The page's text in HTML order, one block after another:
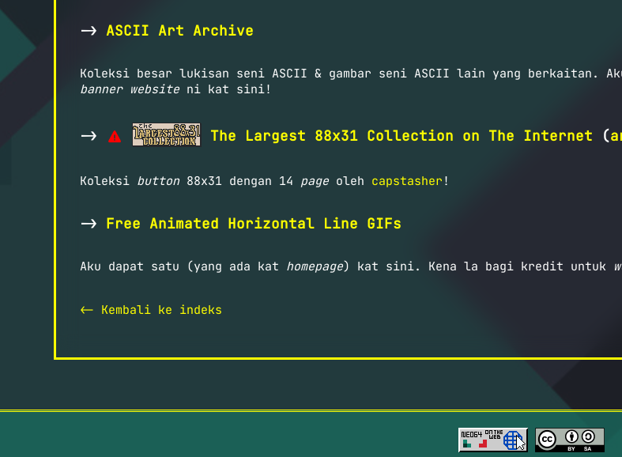
-> ASCII Art Archive
Koleksi besar lukisan seni ASCII & gambar seni ASCII lain yang berkaitan.
banner website ni kat sini!
-> The Largest 88x31 Collection on The Internet (
Koleksi button88x31 dengan 14 page oleh capstasher !
-> Free Animated Horizontal Line GIFs
Aku dapat satu (yang ada kat homepage) kat sini. Kena la bagi kredit untuk
<- Kembali ke indeks